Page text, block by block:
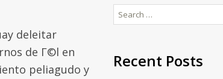
deleitar
de Г©l en
peliagudo y
Search
for:
Recent Posts